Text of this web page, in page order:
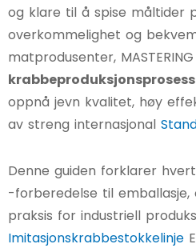
og klare til å spise måltider
overkommelighet og
matprodusenter, MASTERING
oppnå jevn kvalitet, høy
av streng internasjonal
Denne guiden forklarer
-forberedelse til
praksis for industriell
Imitasjonskrabbestokkelinje